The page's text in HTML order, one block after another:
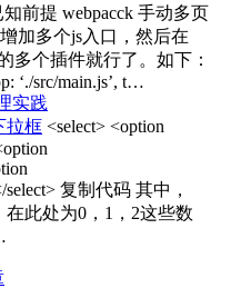
前提 webpacck 手动多页
加多个js入口，然后在
多个插件就行了。如下：
‘./src/main.js’, t…
实践
拉框 <select> <option
复制代码 其中，
此处为0，1，2这些数